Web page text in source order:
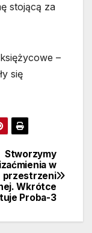
stojącą za
–
się
Stworzymy
w
przestrzeni
Wkrótce
Proba-3